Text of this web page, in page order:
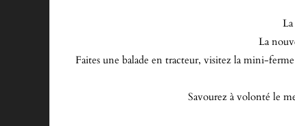
La
Faites une balade en tracteur, visitez la mini-
Savourez à volonté le